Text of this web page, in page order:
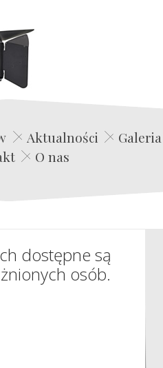
Edwin Film Agencja Aktorska
Aktualności
Galeria
O nas
dostępne są
osób.